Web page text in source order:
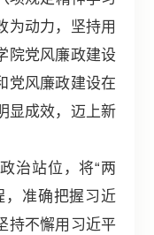
为动力，坚持用
院党风廉政建设
党风廉政建设在
显成效，迈上新
站位，将“两
，准确把握习近
持不懈用习近平